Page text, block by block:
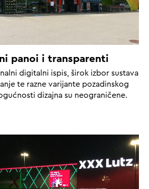
panoi i transparenti
digitalni ispis, širok izbor sustava
te razne varijante pozadinskog
dizajna su neograničene.